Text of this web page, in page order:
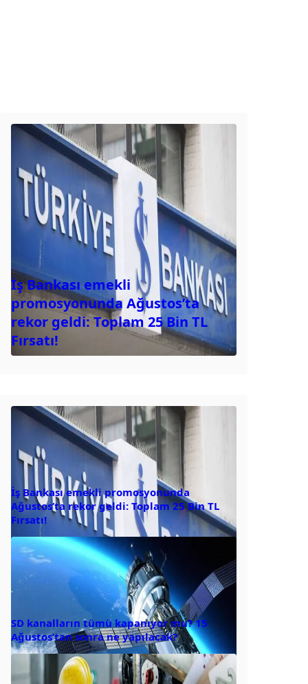
İş Bankası emekli
promosyonunda Ağustos’ta
rekor geldi: Toplam 25 Bin TL
Fırsatı!
İş Bankası emekli promosyonunda
Ağustos’ta rekor geldi: Toplam 25 Bin TL
Fırsatı!
SD kanalların tümü kapanıyor mu? 15
Ağustos’tan sonra ne yapılacak?